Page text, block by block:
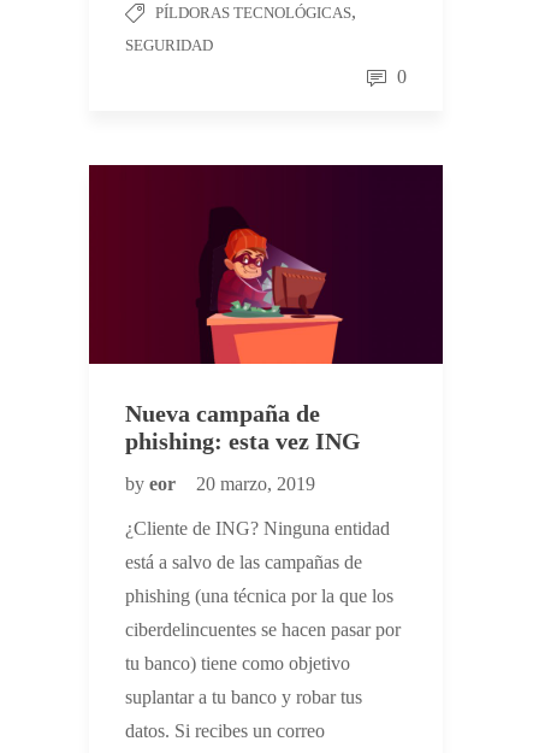
PÍLDORAS TECNOLÓGICAS,
SEGURIDAD
0
Nueva campaña de
phishing: esta vez ING
by eor 20 marzo, 2019
¿Cliente de ING? Ninguna entidad
está a salvo de las campañas de
phishing (una técnica por la que los
ciberdelincuentes se hacen pasar por
tu banco) tiene como objetivo
suplantar a tu banco y robar tus
datos. Si recibes un correo